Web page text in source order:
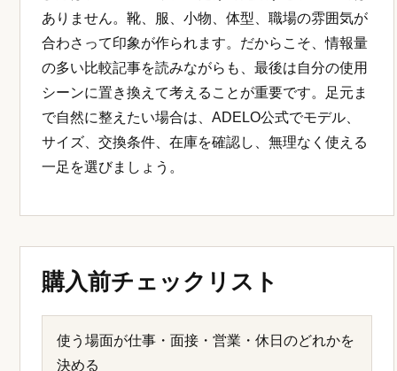
ありません。靴、服、小物、体型、職場の雰囲気が
合わさって印象が作られます。だからこそ、情報量
の多い比較記事を読みながらも、最後は自分の使用
シーンに置き換えて考えることが重要です。足元ま
で自然に整えたい場合は、ADELO公式でモデル、
サイズ、交換条件、在庫を確認し、無理なく使える
一足を選びましょう。
購入前チェックリスト
使う場面が仕事・面接・営業・休日のどれかを
決める